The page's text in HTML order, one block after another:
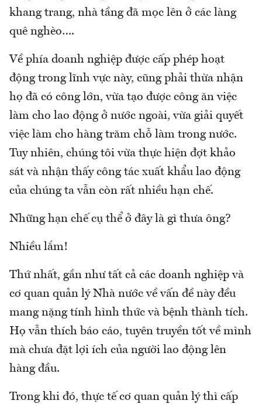
khang trang, nhà tầng đã mọc lên ở các làng
quê nghèo….
Về phía doanh nghiệp được cấp phép hoạt
động trong lĩnh vực này, cũng phải thừa nhận
họ đã có công lớn, vừa tạo được công ăn việc
làm cho lao động ở nước ngoài, vừa giải quyết
việc làm cho hàng trăm chỗ làm trong nước.
Tuy nhiên, chúng tôi vừa thực hiện đợt khảo
sát và nhận thấy công tác xuất khẩu lao động
của chúng ta vẫn còn rất nhiều hạn chế.
Những hạn chế cụ thể ở đây là gì thưa ông?
Nhiều lắm!
Thứ nhất, gần như tất cả các doanh nghiệp và
cơ quan quản lý Nhà nước về vấn đề này đều
mang nặng tính hình thức và bệnh thành tích.
Họ vẫn thích báo cáo, tuyên truyền tốt về mình
mà chưa đặt lợi ích của người lao động lên
hàng đầu.
Trong khi đó, thực tế cơ quan quản lý thì cấp